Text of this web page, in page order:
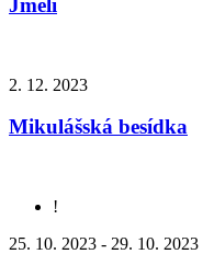
Jmelí
2. 12. 2023
Mikulášská besídka
!
25. 10. 2023 - 29. 10. 2023